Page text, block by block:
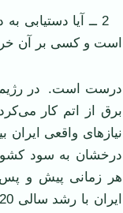
است و کسی بر آن
برق از اتم کار
نيازهای واقعی
درخشان به سود کشور
هر زمانی پيش و پس